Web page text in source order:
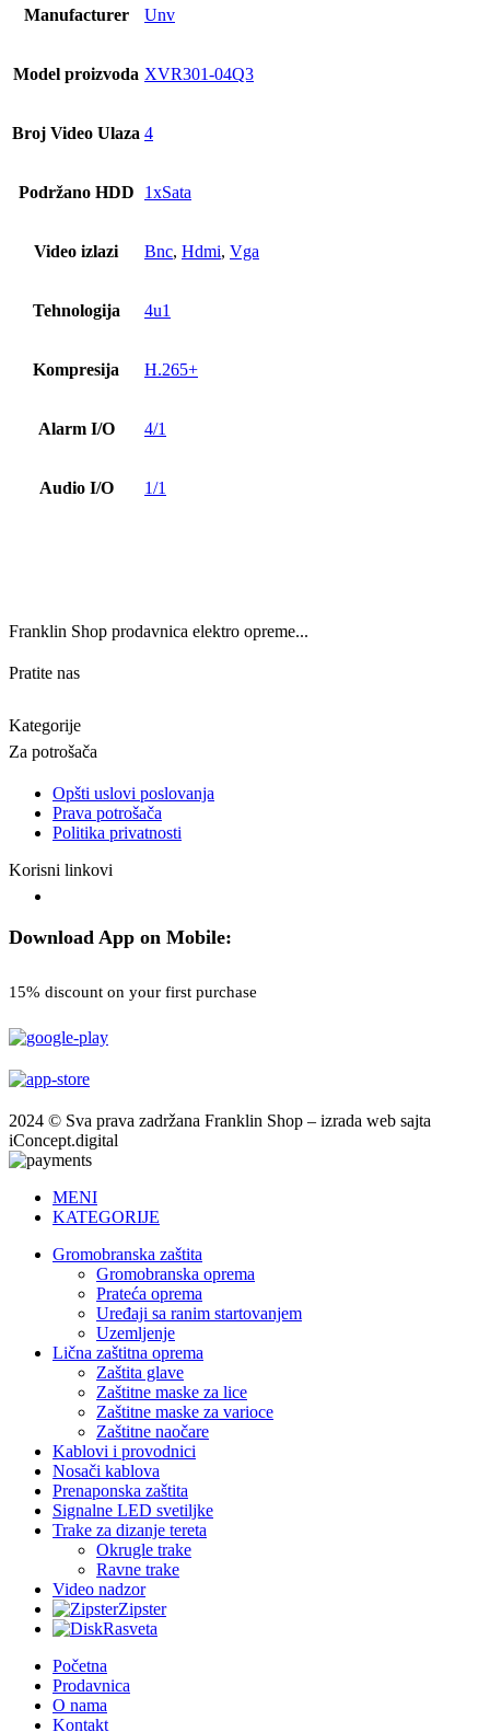
Manufacturer Unv
Model proizvoda XVR301-04Q3
Broj Video Ulaza 4
Podržano HDD 1xSata
Video izlazi Bnc, Hdmi, Vga
Tehnologija 4u1
Kompresija H.265+
Alarm I/O 4/1
Audio I/O 1/1
Franklin Shop prodavnica elektro opreme...
Pratite nas
Kategorije
Za potrošača
Opšti uslovi poslovanja
Prava potrošača
Politika privatnosti
Korisni linkovi
Download App on Mobile:
15% discount on your first purchase
2024 © Sva prava zadržana Franklin Shop – izrada web sajta
iConcept.digital
MENI
KATEGORIJE
Gromobranska zaštita
Gromobranska oprema
Prateća oprema
Uređaji sa ranim startovanjem
Uzemljenje
Lična zaštitna oprema
Zaštita glave
Zaštitne maske za lice
Zaštitne maske za varioce
Zaštitne naočare
Kablovi i provodnici
Nosači kablova
Prenaponska zaštita
Signalne LED svetiljke
Trake za dizanje tereta
Okrugle trake
Ravne trake
Video nadzor
Zipster
Rasveta
Početna
Prodavnica
O nama
Kontakt